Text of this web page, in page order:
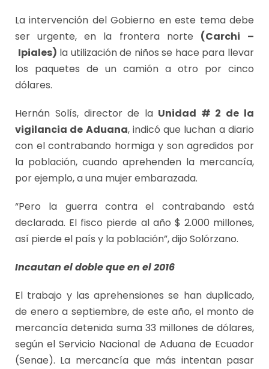
La intervención del Gobierno en este tema debe
ser urgente, en la frontera norte (Carchi
–
Ipiales) la utilización de niños se hace para llevar
los paquetes de un camión a otro por cinco
dólares.
Hernán Solís, director de la Unidad # 2 de la
vigilancia de Aduana, indicó que luchan a diario
con el contrabando hormiga y son agredidos por
la población, cuando aprehenden la mercancía,
por ejemplo, a una mujer embarazada.
“Pero la guerra contra el contrabando está
declarada. El fisco pierde al año $ 2.000 millones,
así pierde el país y la población”, dijo Solórzano.
Incautan el doble que en el 2016
El trabajo y las aprehensiones se han duplicado,
de enero a septiembre, de este año, el monto de
mercancía detenida suma 33 millones de dólares,
según el Servicio Nacional de Aduana de Ecuador
(Senae). La mercancía que más intentan pasar